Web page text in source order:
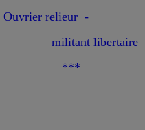
relieur -
libertaire